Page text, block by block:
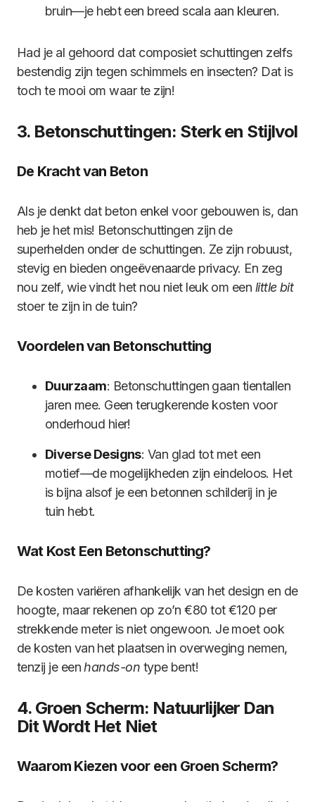
bruin—je hebt een breed scala aan kleuren.
Had je al gehoord dat composiet schuttingen zelfs
bestendig zijn tegen schimmels en insecten? Dat is
toch te mooi om waar te zijn!
3. Betonschuttingen: Sterk en Stijlvol
De Kracht van Beton
Als je denkt dat beton enkel voor gebouwen is, dan
heb je het mis! Betonschuttingen zijn de
superhelden onder de schuttingen. Ze zijn robuust,
stevig en bieden ongeëvenaarde privacy. En zeg
nou zelf, wie vindt het nou niet leuk om een little bit
stoer te zijn in de tuin?
Voordelen van Betonschutting
Duurzaam: Betonschuttingen gaan tientallen
jaren mee. Geen terugkerende kosten voor
onderhoud hier!
Diverse Designs: Van glad tot met een
motief—de mogelijkheden zijn eindeloos. Het
is bijna alsof je een betonnen schilderij in je
tuin hebt.
Wat Kost Een Betonschutting?
De kosten variëren afhankelijk van het design en de
hoogte, maar rekenen op zo’n €80 tot €120 per
strekkende meter is niet ongewoon. Je moet ook
de kosten van het plaatsen in overweging nemen,
tenzij je eenhands-on type bent!
4. Groen Scherm: Natuurlijker Dan
Dit Wordt Het Niet
Waarom Kiezen voor een Groen Scherm?